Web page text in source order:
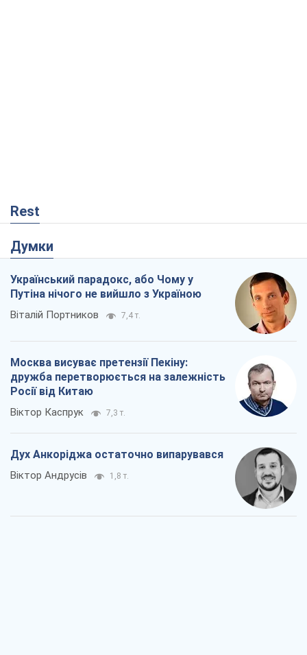
Rest
Думки
Український парадокс, або Чому у
Путіна нічого не вийшло з Україною
Віталій Портников 7,4 т.
Москва висуває претензії Пекіну:
дружба перетворюється на залежність
Росії від Китаю
Віктор Каспрук 7,3 т.
Дух Анкоріджа остаточно випарувався
Віктор Андрусів 1,8 т.